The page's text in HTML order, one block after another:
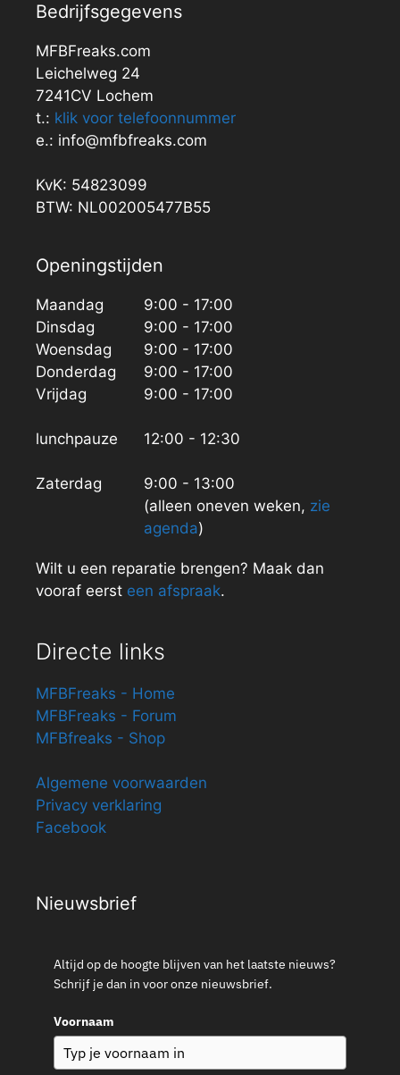
Bedrijfsgegevens
MFBFreaks.com
Leichelweg 24
7241CV Lochem
t.: klik voor telefoonnummer
e.: info@mfbfreaks.com
KvK: 54823099
BTW: NL002005477B55
Openingstijden
Maandag
Dinsdag
Woensdag
Donderdag
Vrijdag
lunchpauze
Zaterdag
9:00 - 17:00
9:00 - 17:00
9:00 - 17:00
9:00 - 17:00
9:00 - 17:00
12:00 - 12:30
9:00 - 13:00
(alleen oneven weken, zie
agenda)
Wilt u een reparatie brengen? Maak dan
vooraf eerst een afspraak.
Directe links
MFBFreaks - Home
MFBFreaks - Forum
MFBfreaks - Shop
Algemene voorwaarden
Privacy verklaring
Facebook
Nieuwsbrief
Altijd op de hoogte blijven van het laatste nieuws?
Schrijf je dan in voor onze nieuwsbrief.
Voornaam